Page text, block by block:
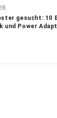
gesucht: 10
und Power